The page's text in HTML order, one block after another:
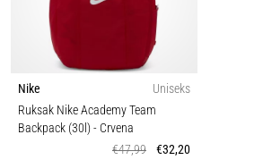
Nike
Uniseks
Ruksak Nike Academy Team
Backpack (30l)- Crvena
€47,99
€32,20